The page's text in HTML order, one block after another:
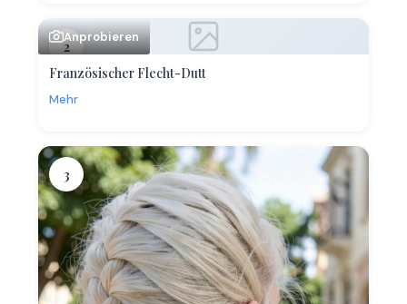
2
Anprobieren
Französischer Flecht-Dutt
Mehr
3